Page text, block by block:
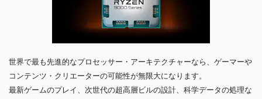
世界で最も先進的なプロセッサー・アーキテクチャーなら、ゲーマーや
コンテンツ・クリエーターの可能性が無限大になります。
最新ゲームのプレイ、次世代の超高層ビルの設計、科学データの処理な